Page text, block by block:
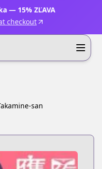
— 15% ZĽAVA
checkout
san